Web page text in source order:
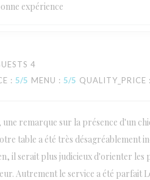
expérience
4
: 5/5 MENU : 5/5 QUALITY_PRICE
remarque sur la présence d'un
table a été très désagréablement
il serait plus judicieux d'orienter les
Autrement le service a été parfait